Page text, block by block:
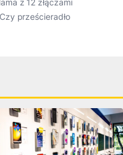
z 12 złączami
prześcieradło